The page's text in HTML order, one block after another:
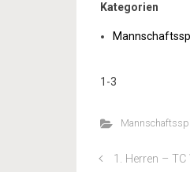
Kategorien
1-3
1. Herren –